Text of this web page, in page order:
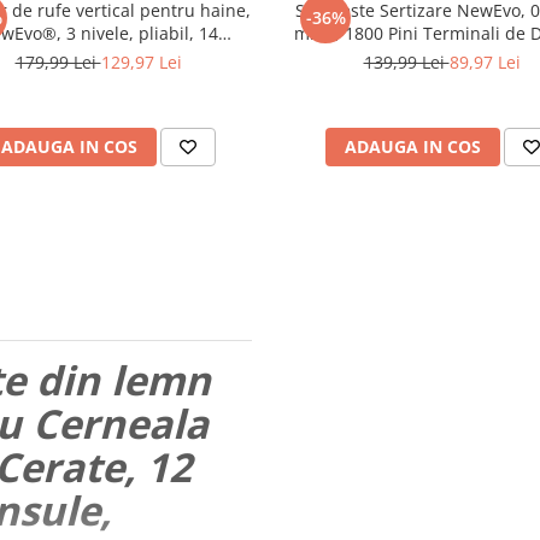
de rufe vertical pentru haine,
3 nivele, pliabil, 14
pentru umerase, mobil pe
179,99 Lei129,97 Lei
ADAUGA IN COS
-36%
Set Cleste Sertizare NewEvo,
mm2, 1800 Pini Terminali de
Dimensiuni, Galben
139,99 Lei89,97 Lei
ADAUGA IN COS
din lemn
Cerneala
12